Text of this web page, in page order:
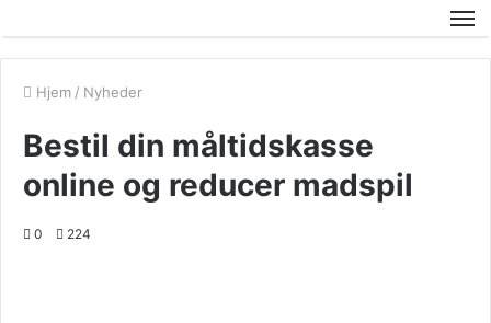
Hjem / Nyheder
Bestil din måltidskasse
online og reducer madspil
0 224